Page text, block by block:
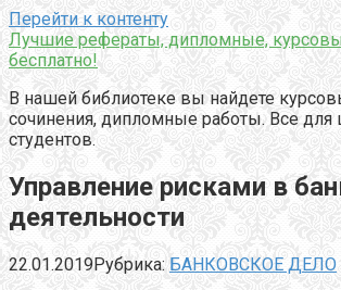
Перейти к контенту
Лучшие рефераты, дипломные,
бесплатно!
В нашей библиотеке вы найдете
сочинения, дипломные работы. Все
студентов.
Управление рисками в
деятельности
22.01.2019Рубрика: БАНКОВСКОЕ ДЕЛО